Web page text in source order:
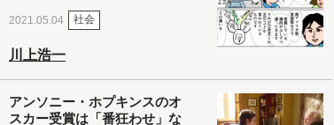
2021.05.04 社会
川上浩一
アンソニー・ホプキンスのオ
スカー受賞は「番狂わせ」な